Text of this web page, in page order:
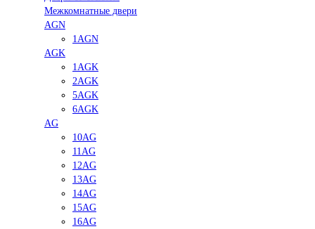
Межкомнатные двери
AGN
1AGN
AGK
1AGK
2AGK
5AGK
6AGK
AG
10AG
11AG
12AG
13AG
14AG
15AG
16AG